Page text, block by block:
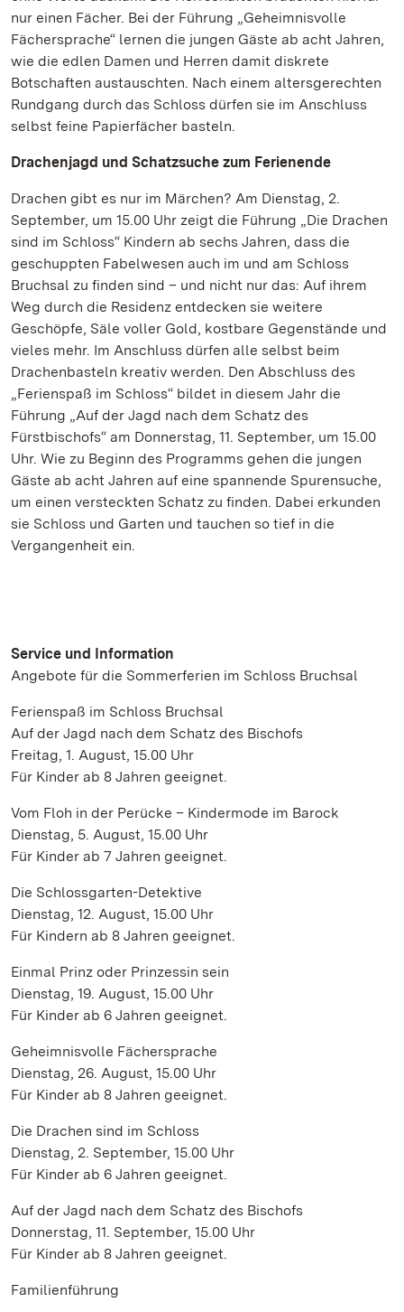
nur einen Fächer. Bei der Führung „Geheimnisvolle
Fächersprache“ lernen die jungen Gäste ab acht Jahren,
wie die edlen Damen und Herren damit diskrete
Botschaften austauschten. Nach einem altersgerechten
Rundgang durch das Schloss dürfen sie im Anschluss
selbst feine Papierfächer basteln.
Drachenjagd und Schatzsuche zum Ferienende
Drachen gibt es nur im Märchen? Am Dienstag, 2.
September, um 15.00 Uhr zeigt die Führung „Die Drachen
sind im Schloss“ Kindern ab sechs Jahren, dass die
geschuppten Fabelwesen auch im und am Schloss
Bruchsal zu finden sind – und nicht nur das: Auf ihrem
Weg durch die Residenz entdecken sie weitere
Geschöpfe, Säle voller Gold, kostbare Gegenstände und
vieles mehr. Im Anschluss dürfen alle selbst beim
Drachenbasteln kreativ werden. Den Abschluss des
„Ferienspaß im Schloss“ bildet in diesem Jahr die
Führung „Auf der Jagd nach dem Schatz des
Fürstbischofs“ am Donnerstag, 11. September, um 15.00
Uhr. Wie zu Beginn des Programms gehen die jungen
Gäste ab acht Jahren auf eine spannende Spurensuche,
um einen versteckten Schatz zu finden. Dabei erkunden
sie Schloss und Garten und tauchen so tief in die
Vergangenheit ein.
Service und Information
Angebote für die Sommerferien im Schloss Bruchsal
Ferienspaß im Schloss Bruchsal
Auf der Jagd nach dem Schatz des Bischofs
Freitag, 1. August, 15.00 Uhr
Für Kinder ab 8 Jahren geeignet.
Vom Floh in der Perücke – Kindermode im Barock
Dienstag, 5. August, 15.00 Uhr
Für Kinder ab 7 Jahren geeignet.
Die Schlossgarten-Detektive
Dienstag, 12. August, 15.00 Uhr
Für Kindern ab 8 Jahren geeignet.
Einmal Prinz oder Prinzessin sein
Dienstag, 19. August, 15.00 Uhr
Für Kinder ab 6 Jahren geeignet.
Geheimnisvolle Fächersprache
Dienstag, 26. August, 15.00 Uhr
Für Kinder ab 8 Jahren geeignet.
Die Drachen sind im Schloss
Dienstag, 2. September, 15.00 Uhr
Für Kinder ab 6 Jahren geeignet.
Auf der Jagd nach dem Schatz des Bischofs
Donnerstag, 11. September, 15.00 Uhr
Für Kinder ab 8 Jahren geeignet.
Familienführung